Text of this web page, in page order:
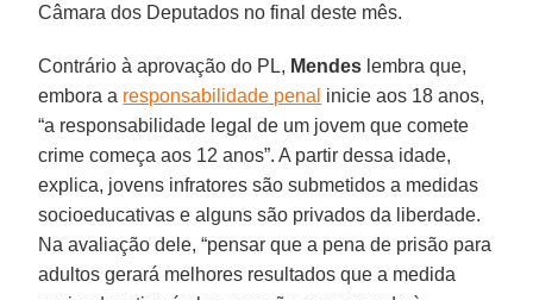
Câmara dos Deputados no final deste mês.
Contrário à aprovação do PL, Mendes lembra que,
embora a responsabilidade penal inicie aos 18 anos,
“a responsabilidade legal de um jovem que comete
crime começa aos 12 anos”. A partir dessa idade,
explica, jovens infratores são submetidos a medidas
socioeducativas e alguns são privados da liberdade.
Na avaliação dele, “pensar que a pena de prisão para
adultos gerará melhores resultados que a medida